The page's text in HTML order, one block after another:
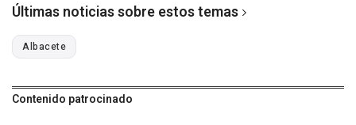
Últimas noticias sobre estos temas
Albacete
Contenido patrocinado